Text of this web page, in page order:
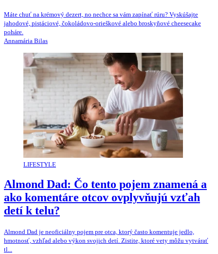
Máte chuť na krémový dezert, no nechce sa vám zapínať rúru? Vyskúšajte
jahodové, pistáciové, čokoládovo-orieškové alebo broskyňové cheesecake
poháre.
Annamária Bilas
LIFESTYLE
Almond Dad: Čo tento pojem znamená a
ako komentáre otcov ovplyvňujú vzťah
detí k telu?
Almond Dad je neoficiálny pojem pre otca, ktorý často komentuje jedlo,
hmotnosť, vzhľad alebo výkon svojich detí. Zistite, ktoré vety môžu vytvárať
tl...